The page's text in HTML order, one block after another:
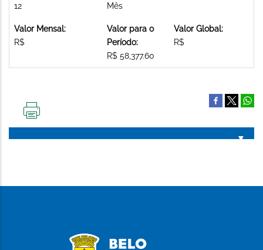
12
Mês
Valor Mensal:
R$
Valor para o
Período:
R$ 58,377.60
Valor Global:
R$
PÁGINA